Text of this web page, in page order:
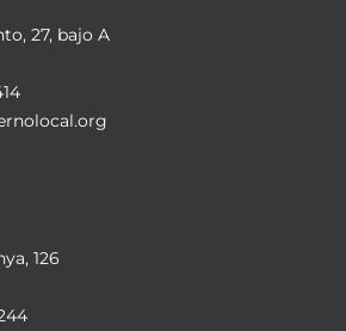
27, bajo A
126